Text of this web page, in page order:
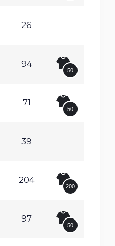
26
94
50
71
50
39
204
200
97
50